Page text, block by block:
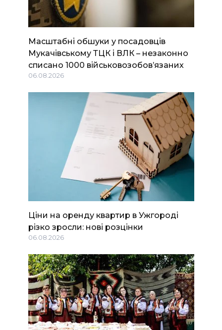
Масштабні обшуки у посадовців
Мукачівському ТЦК і ВЛК – незаконно
списано 1000 військовозобов’язаних
06.08.2026
Ціни на оренду квартир в Ужгороді
різко зросли: нові розцінки
06.08.2026